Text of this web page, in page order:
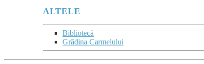
ALTELE
Bibliotecă
Grădina Carmelului